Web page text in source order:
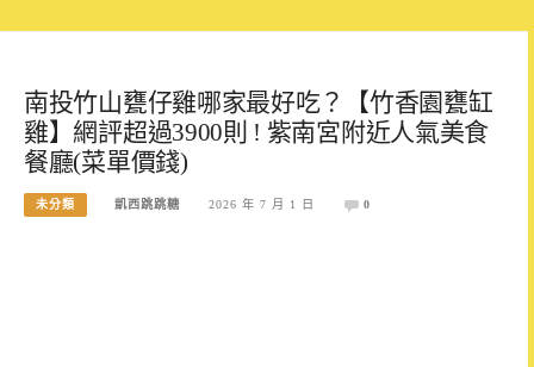
南投竹山甕仔雞哪家最好吃？【竹香園甕缸
雞】網評超過3900則 ! 紫南宮附近人氣美食
餐廳(菜單價錢)
未分類 凱西跳跳糖 2026 年 7 月 1 日 0